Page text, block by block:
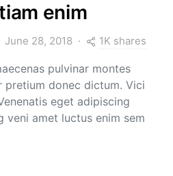
enim
June 28, 2018 1K shares
pulvinar montes
donec dictum. Vici
eget adipiscing
veni amet luctus enim sem